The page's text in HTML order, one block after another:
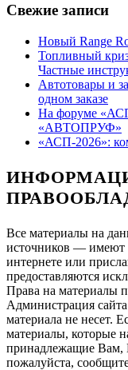
Свежие записи
Новый Range
Топливный
Частные
Автотовары и
одном заказе
На форуме
«АВТОПРУФ»
«АСП-2026»:
Все материалы на
источников — имеют
интернете или
предоставляются
Права на материалы
Администрация
материала не несет.
материалы, которые
принадлежащие Вам,
пожалуйста,